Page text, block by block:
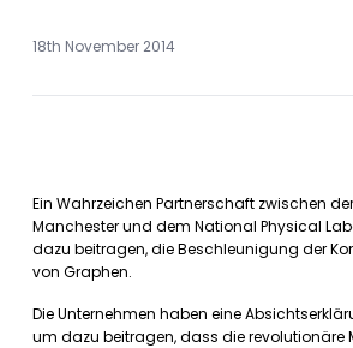
18th November 2014
Ein Wahrzeichen Partnerschaft zwischen
Manchester und dem National Physical
dazu beitragen, die Beschleunigung der
von Graphen.
Die Unternehmen haben eine
um dazu beitragen, dass die revolutionäre